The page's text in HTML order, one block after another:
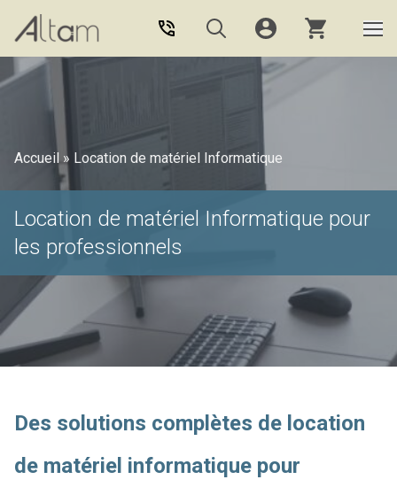
Aller au contenu principal
Accueil » Location de matériel Informatique
Location de matériel Informatique pour
les professionnels
Des solutions complètes de location
de matériel informatique pour